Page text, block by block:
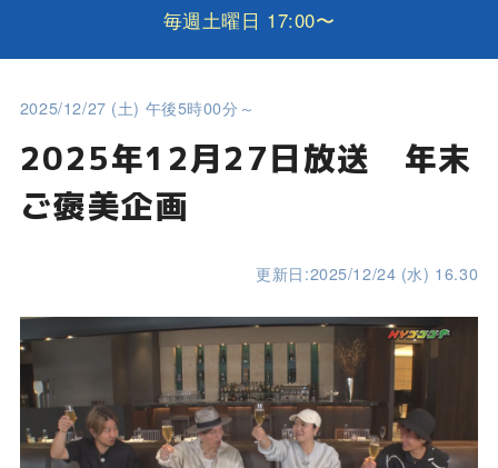
毎週土曜日 17:00〜
2025/12/27 (土) 午後5時00分～
2025年12月27日放送 年末
ご褒美企画
更新日:2025/12/24 (水) 16.30